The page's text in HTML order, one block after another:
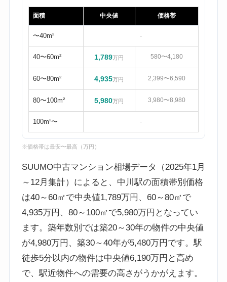
面積 中央値 価格帯
〜40m² -
40〜60m² 1,789万円 580〜4,180
60〜80m² 4,935万円 2,399〜6,590
80〜100m² 5,980万円 3,980〜8,980
100m²〜 -
※価格帯は最安〜最高（万円）
SUUMO中古マンション相場データ（2025年1月
～12月集計）によると、中川駅の面積帯別価格
は40～60㎡で中央値1,789万円、60～80㎡で
4,935万円、80～100㎡で5,980万円となってい
ます。築年数別では築20～30年の物件の中央値
が4,980万円、築30～40年が5,480万円です。駅
徒歩5分以内の物件は中央値6,190万円と高め
で、駅近物件への需要の高さがうかがえます。